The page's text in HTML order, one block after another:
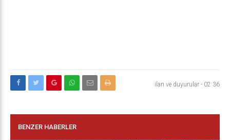
ilan ve duyurular - 02:36
BENZER HABERLER